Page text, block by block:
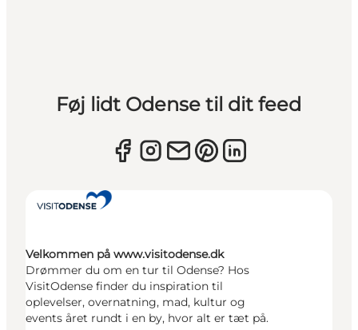
Føj lidt Odense til dit feed
Velkommen på www.visitodense.dk
Drømmer du om en tur til Odense? Hos
VisitOdense finder du inspiration til
oplevelser, overnatning, mad, kultur og
events året rundt i en by, hvor alt er tæt på.